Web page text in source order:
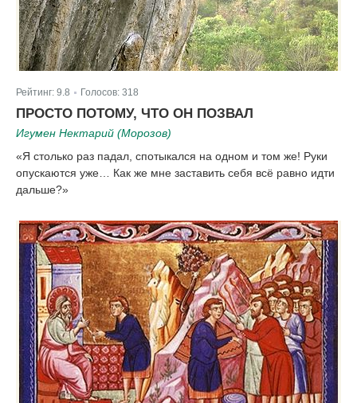
Рейтинг: 9.8 Голосов: 318
ПРОСТО ПОТОМУ, ЧТО ОН ПОЗВАЛ
Игумен Нектарий (Морозов)
«Я столько раз падал, спотыкался на одном и том же! Руки
опускаются уже… Как же мне заставить себя всё равно идти
дальше?»